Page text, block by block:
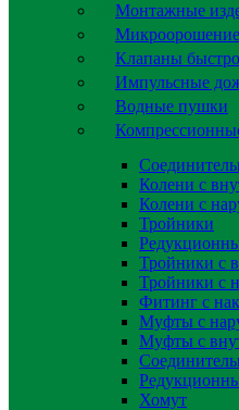
Монтажные
Микроорошение
Клапаны
Импульсные
Водные пушки
Колени с
Колени с
Тройники
Тройники с
Тройники с
Фитинг с
Муфты с
Муфты с
Хомут